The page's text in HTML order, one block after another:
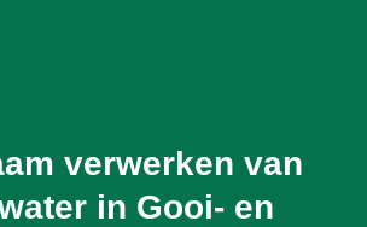
verwerken van
in Gooi- en